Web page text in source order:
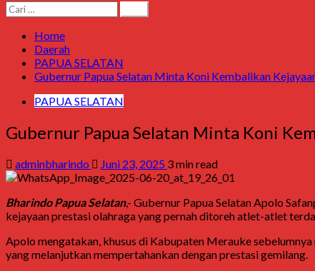
Cari
untuk:
Home
Daerah
PAPUA SELATAN
Gubernur Papua Selatan Minta Koni Kembalikan
PAPUA SELATAN
Gubernur Papua Selatan Minta Koni
adminbharindo Juni 23, 2025 3 min read
Bharindo Papua Selatan,- Gubernur Papua Selatan Apolo
kejayaan prestasi olahraga yang pernah ditoreh atlet-atlet
Apolo mengatakan, khusus di Kabupaten Merauke
yang melanjutkan mempertahankan dengan prestasi gemilang.